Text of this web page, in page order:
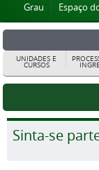
Grau
Espaço
UNIDADES E
CURSOS
Sinta-se